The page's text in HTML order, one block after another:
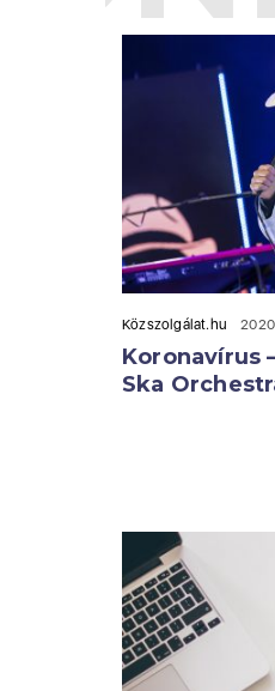
Közszolgálat.hu
Koronavírus
Ska